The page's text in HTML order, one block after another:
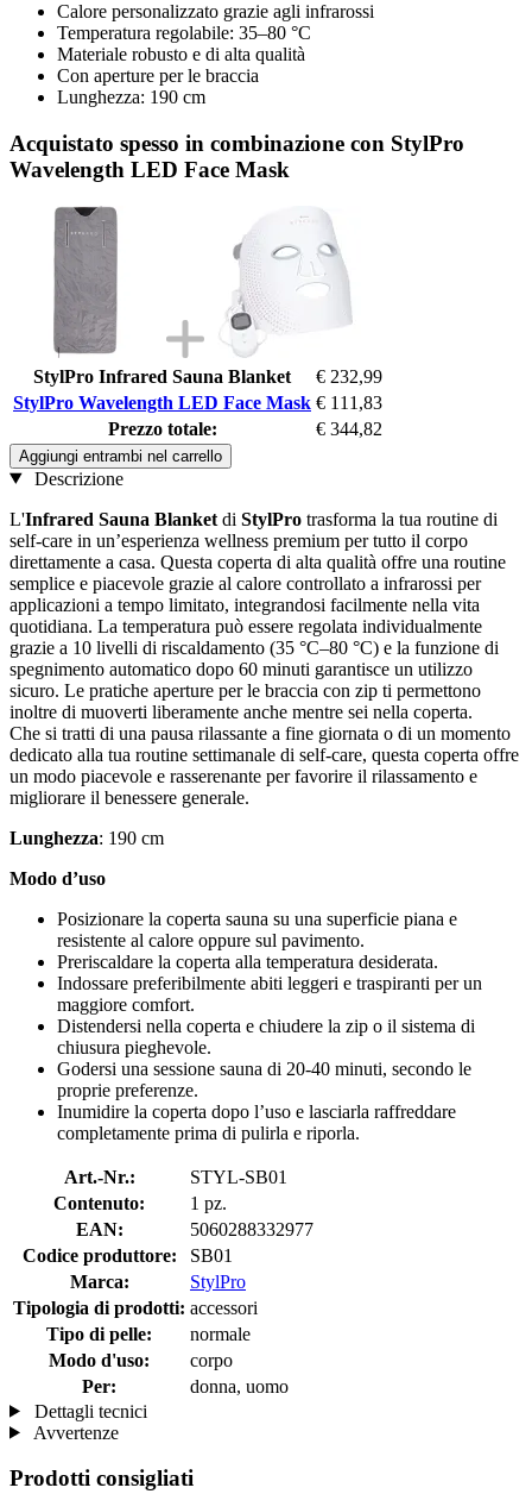
Calore personalizzato grazie agli infrarossi
Temperatura regolabile: 35–80 °C
Materiale robusto e di alta qualità
Con aperture per le braccia
Lunghezza: 190 cm
Acquistato spesso in combinazione con StylPro
Wavelength LED Face Mask
StylPro Infrared Sauna Blanket
€ 232,99
StylPro Wavelength LED Face Mask € 111,83
Prezzo totale:
€ 344,82
Aggiungi entrambi nel carrello
Descrizione
L'Infrared Sauna Blanket di StylPro trasforma la tua routine di
self-care in un’esperienza wellness premium per tutto il corpo
direttamente a casa. Questa coperta di alta qualità offre una routine
semplice e piacevole grazie al calore controllato a infrarossi per
applicazioni a tempo limitato, integrandosi facilmente nella vita
quotidiana. La temperatura può essere regolata individualmente
grazie a 10 livelli di riscaldamento (35 °C–80 °C) e la funzione di
spegnimento automatico dopo 60 minuti garantisce un utilizzo
sicuro. Le pratiche aperture per le braccia con zip ti permettono
inoltre di muoverti liberamente anche mentre sei nella coperta.
Che si tratti di una pausa rilassante a fine giornata o di un momento
dedicato alla tua routine settimanale di self-care, questa coperta offre
un modo piacevole e rasserenante per favorire il rilassamento e
migliorare il benessere generale.
Lunghezza: 190 cm
Modo d’uso
Posizionare la coperta sauna su una superficie piana e
resistente al calore oppure sul pavimento.
Preriscaldare la coperta alla temperatura desiderata.
Indossare preferibilmente abiti leggeri e traspiranti per un
maggiore comfort.
Distendersi nella coperta e chiudere la zip o il sistema di
chiusura pieghevole.
Godersi una sessione sauna di 20-40 minuti, secondo le
proprie preferenze.
Inumidire la coperta dopo l’uso e lasciarla raffreddare
completamente prima di pulirla e riporla.
Art.-Nr.:
STYL-SB01
Contenuto:
1 pz.
EAN:
5060288332977
Codice produttore:
SB01
Marca:
StylPro
Tipologia di prodotti: accessori
Tipo di pelle:
normale
Modo d'uso:
corpo
Per:
donna, uomo
Dettagli tecnici
Avvertenze
Prodotti consigliati